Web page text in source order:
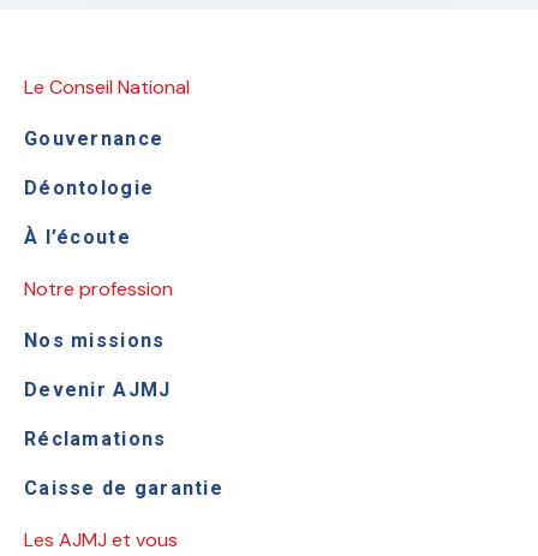
Le Conseil National
Gouvernance
Déontologie
À l’écoute
Notre profession
Nos missions
Devenir AJMJ
Réclamations
Caisse de garantie
Les AJMJ et vous